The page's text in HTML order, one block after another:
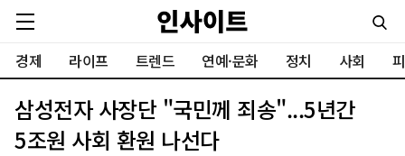
경제 라이프 트렌드 연예·문화 정치 사회
삼성전자 사장단 "국민께 죄송"...5년간
5조원 사회 환원 나선다